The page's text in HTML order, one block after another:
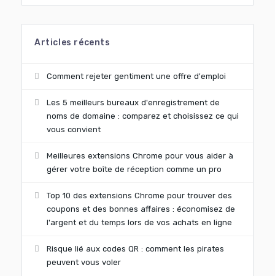
Articles récents
Comment rejeter gentiment une offre d'emploi
Les 5 meilleurs bureaux d'enregistrement de
noms de domaine : comparez et choisissez ce qui
vous convient
Meilleures extensions Chrome pour vous aider à
gérer votre boîte de réception comme un pro
Top 10 des extensions Chrome pour trouver des
coupons et des bonnes affaires : économisez de
l'argent et du temps lors de vos achats en ligne
Risque lié aux codes QR : comment les pirates
peuvent vous voler